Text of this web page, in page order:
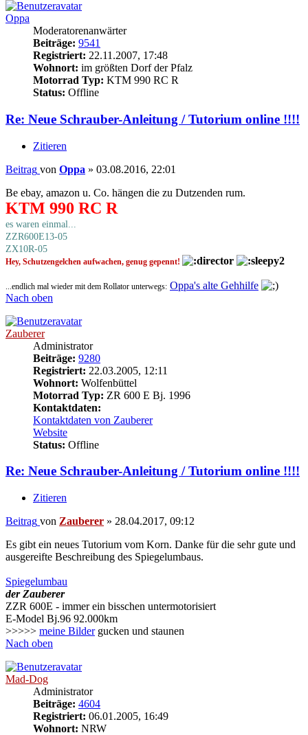
Oppa
Moderatorenanwärter
Beiträge: 9541
Registriert: 22.11.2007, 17:48
Wohnort: im größten Dorf der Pfalz
Motorrad Typ: KTM 990 RC R
Status: Offline
Re: Neue Schrauber-Anleitung / Tutorium online !!!!
Zitieren
Beitrag von Oppa » 03.08.2016, 22:01
Be ebay, amazon u. Co. hängen die zu Dutzenden rum.
KTM 990 RC R
es waren einmal...
ZZR600E13-05
ZX10R-05
Hey, Schutzengelchen aufwachen, genug gepennt!
...endlich mal wieder mit dem Rollator unterwegs: Oppa's alte Gehhilfe
Nach oben
Zauberer
Administrator
Beiträge: 9280
Registriert: 22.03.2005, 12:11
Wohnort: Wolfenbüttel
Motorrad Typ: ZR 600 E Bj. 1996
Kontaktdaten:
Kontaktdaten von Zauberer
Website
Status: Offline
Re: Neue Schrauber-Anleitung / Tutorium online !!!!
Zitieren
Beitrag von Zauberer » 28.04.2017, 09:12
Es gibt ein neues Tutorium vom Korn. Danke für die sehr gute und
ausgereifte Beschreibung des Spiegelumbaus.
Spiegelumbau
der Zauberer
ZZR 600E - immer ein bisschen untermotorisiert
E-Model Bj.96 92.000km
>>>>> meine Bildergucken und staunen
Nach oben
Mad-Dog
Administrator
Beiträge: 4604
Registriert: 06.01.2005, 16:49
Wohnort: NRW